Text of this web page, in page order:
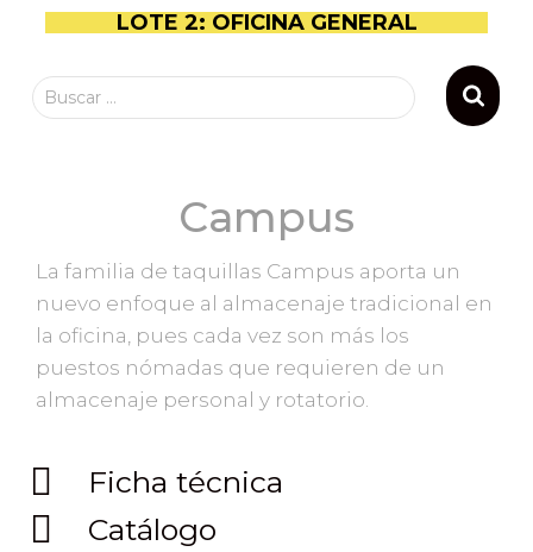
LOTE 2: OFICINA GENERAL
Buscar …
Campus
La familia de taquillas Campus aporta un
nuevo enfoque al almacenaje tradicional en
la oficina, pues cada vez son más los
puestos nómadas que requieren de un
almacenaje personal y rotatorio.
Ficha técnica
Catálogo